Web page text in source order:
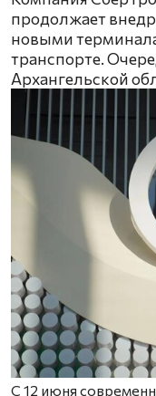
продолжает
новыми
транспорте.
Архангельской
С 12 июня